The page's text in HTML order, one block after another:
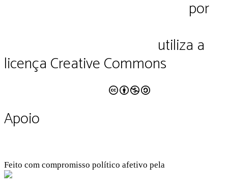
por
utiliza a
licença Creative Commons
Apoio
Feito com compromisso político afetivo pela